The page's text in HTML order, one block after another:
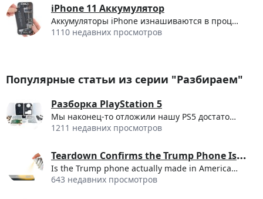
iPhone 11 Аккумулятор
Аккумуляторы iPhone изнашиваются в процессе...
1110 недавних просмотров
Популярные статьи из серии "Разбираем"
Разборка PlayStation 5
Мы наконец-то отложили нашу PS5 достаточно...
1211 недавних просмотров
T
eardown Confirms the Trump Phone Is a Gold-Painted HTC U24 Pro
Is the Trump phone actually made in America? Our deep-dive teardown reveals the Trump Mobile T1 is basically a gold-painted, rebranded HTC U24 Pro.
643 недавних просмотров